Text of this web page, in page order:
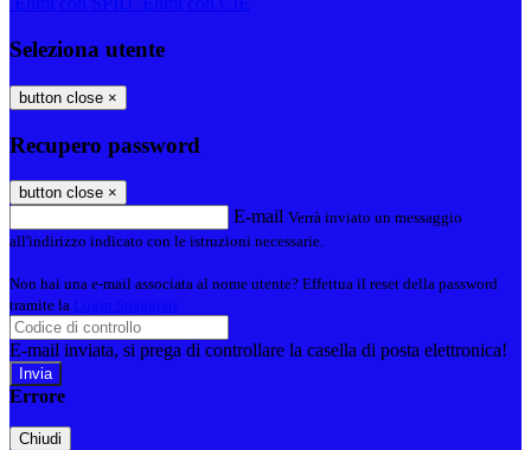
Seleziona utente
button close ×
Recupero password
button close ×
E-mail Verrà inviato un messaggio
all'indirizzo indicato con le istruzioni necessarie.
Non hai una e-mail associata al nome utente? Effettua il reset della password
tramite la
E-mail inviata, si prega di controllare la casella di posta elettronica!
Errore
Chiudi